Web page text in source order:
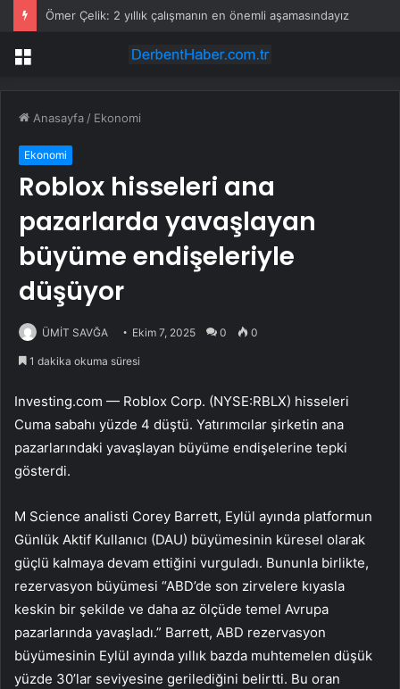
Ömer Çelik: 2 yıllık çalışmanın en önemli aşamasındayız
Menü
Anasayfa / Ekonomi
Ekonomi
Roblox hisseleri ana
pazarlarda yavaşlayan
büyüme endişeleriyle
düşüyor
ÜMİT SAVĞA Ekim 7, 2025 0 0
1 dakika okuma süresi
Investing.com — Roblox Corp. (NYSE:RBLX) hisseleri
Cuma sabahı yüzde 4 düştü. Yatırımcılar şirketin ana
pazarlarındaki yavaşlayan büyüme endişelerine tepki
gösterdi.
M Science analisti Corey Barrett, Eylül ayında platformun
Günlük Aktif Kullanıcı (DAU) büyümesinin küresel olarak
güçlü kalmaya devam ettiğini vurguladı. Bununla birlikte,
rezervasyon büyümesi “ABD’de son zirvelere kıyasla
keskin bir şekilde ve daha az ölçüde temel Avrupa
pazarlarında yavaşladı.” Barrett, ABD rezervasyon
büyümesinin Eylül ayında yıllık bazda muhtemelen düşük
yüzde 30’lar seviyesine gerilediğini belirtti. Bu oran